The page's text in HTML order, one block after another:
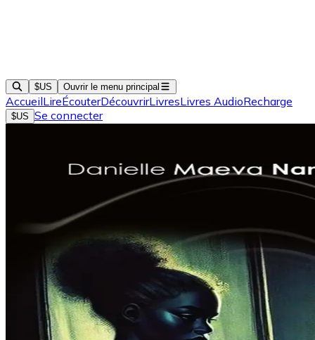
$US Ouvrir le menu principal
AccueilLireÉcouterDécouvrirLivresLivres AudioRecharge
$US Se connecter